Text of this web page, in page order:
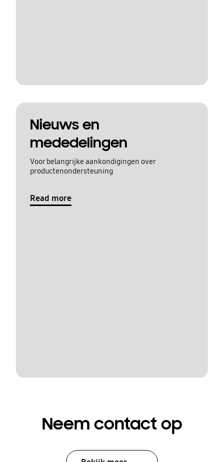
Nieuws en
mededelingen
Voor belangrijke aankondigingen over
productenondersteuning
Read more
Neem contact op